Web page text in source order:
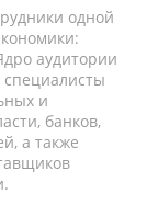
одной
аудитории
и
банков,
а также